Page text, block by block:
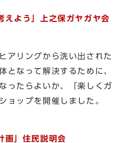
よう」上之保ガヤガヤ会
アリングから洗い出された
となって解決するために、
ったらよいか、「楽しくガ
ョップを開催しました。
」住民説明会